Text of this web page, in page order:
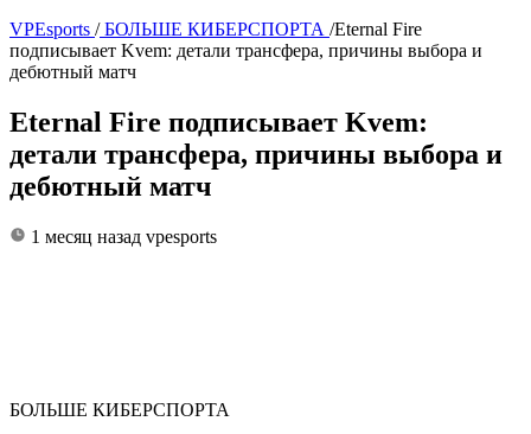
VPEsports / БОЛЬШЕ КИБЕРСПОРТА /Eternal Fire
подписывает Kvem: детали трансфера, причины выбора и
дебютный матч
Eternal Fire подписывает Kvem:
детали трансфера, причины выбора и
дебютный матч
1 месяц назад vpesports
БОЛЬШЕ КИБЕРСПОРТА